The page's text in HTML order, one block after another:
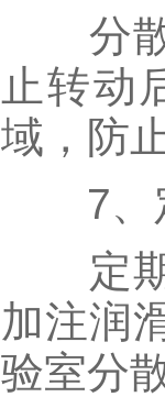
分散
止转动
域，防
7、
定期
加注润
验室分